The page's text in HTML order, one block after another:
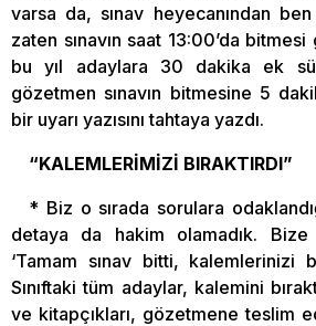
varsa da, sınav heyecanından
zaten sınavın saat 13:00’da
bu yıl adaylara 30 dakika ek
gözetmen sınavın bitmesine 5
bir uyarı yazısını tahtaya yazdı.
“KALEMLERİMİZİ BIRAKTIRDI”
* Biz o sırada sorulara
detaya da hakim olamadık.
‘Tamam sınav bitti, kalemlerinizi
Sınıftaki tüm adaylar, kalemini
ve kitapçıkları, gözetmene teslim